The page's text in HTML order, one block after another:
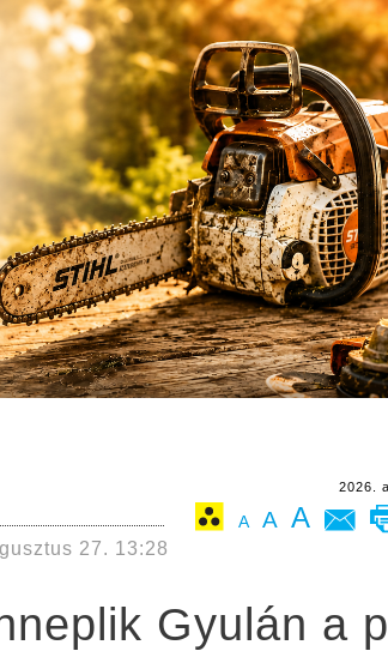
2026.
A A A
27. 13:28
Gyulán a